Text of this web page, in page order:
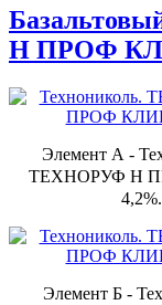
Н ПРОФ
Элемент А -
ТЕХНОРУФ Н
4,2%.
Элемент Б -